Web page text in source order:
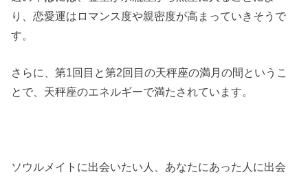
り、恋愛運はロマンス度や親密度が高まっていきそうで
す。
さらに、第1回目と第2回目の天秤座の満月の間というこ
とで、天秤座のエネルギーで満たされています。
ソウルメイトに出会いたい人、あなたにあった人に出会